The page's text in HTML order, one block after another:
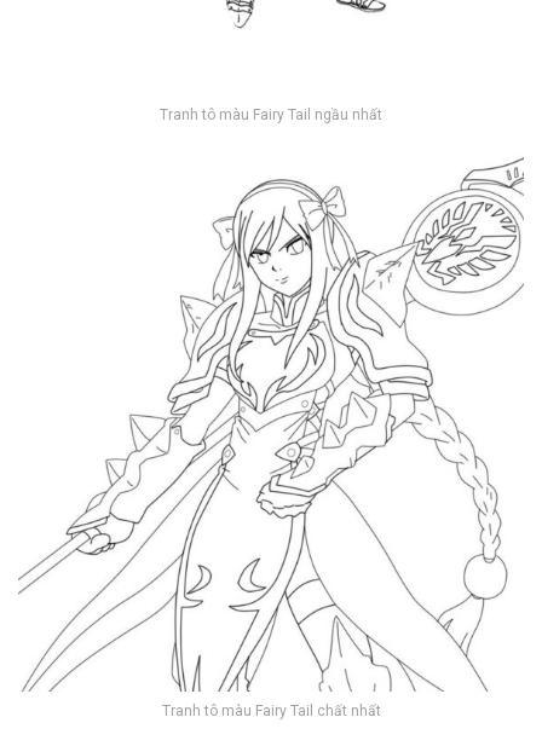
Tranh tô màu Fairy Tail ngầu nhất
Tranh tô màu Fairy Tail chất nhất